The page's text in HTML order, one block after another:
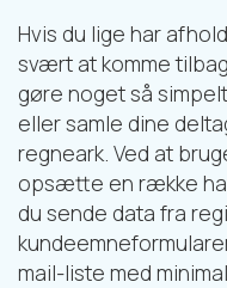
Hvis du lige har
svært at komme
gøre noget så
eller samle dine
regneark. Ved at
opsætte en række
du sende data fra
mail-liste med